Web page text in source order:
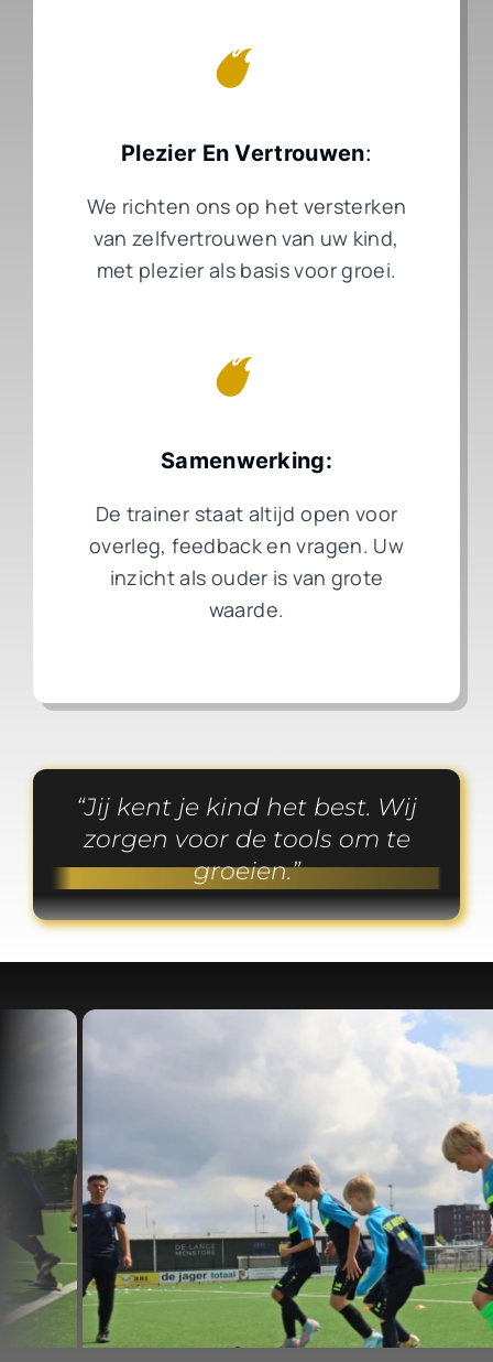
Plezier En Vertrouwen:
We richten ons op het versterken
van zelfvertrouwen van uw kind,
met plezier als basis voor groei.
Samenwerking:
De trainer staat altijd open voor
overleg, feedback en vragen. Uw
inzicht als ouder is van grote
waarde.
Jij kent je kind het best. Wij
zorgen voor de tools om te
groeien.